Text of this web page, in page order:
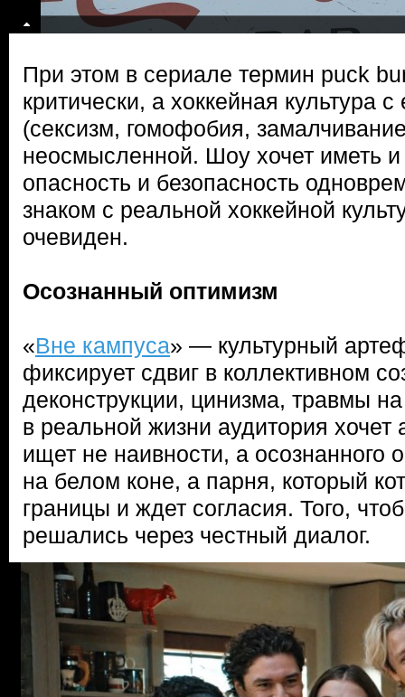
При этом в сериале термин puck
критически, а хоккейная культура
(сексизм, гомофобия,
неосмысленной. Шоу хочет иметь
опасность и безопасность
знаком с реальной хоккейной
очевиден.
Осознанный оптимизм
«Вне кампуса» — культурный
фиксирует сдвиг в коллективном
деконструкции, цинизма, травмы
в реальной жизни аудитория хочет
ищет не наивности, а осознанного
на белом коне, а парня, который
границы и ждет согласия. Того,
решались через честный диалог.